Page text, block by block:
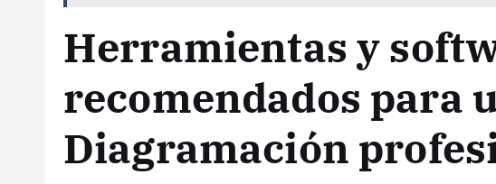
Herramientas y
recomendados para
Diagramación